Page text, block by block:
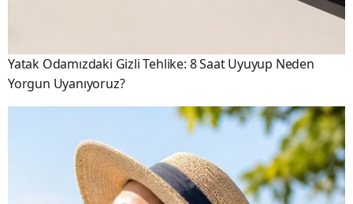
Yatak Odamızdaki Gizli Tehlike: 8 Saat Uyuyup Neden
Yorgun Uyanıyoruz?